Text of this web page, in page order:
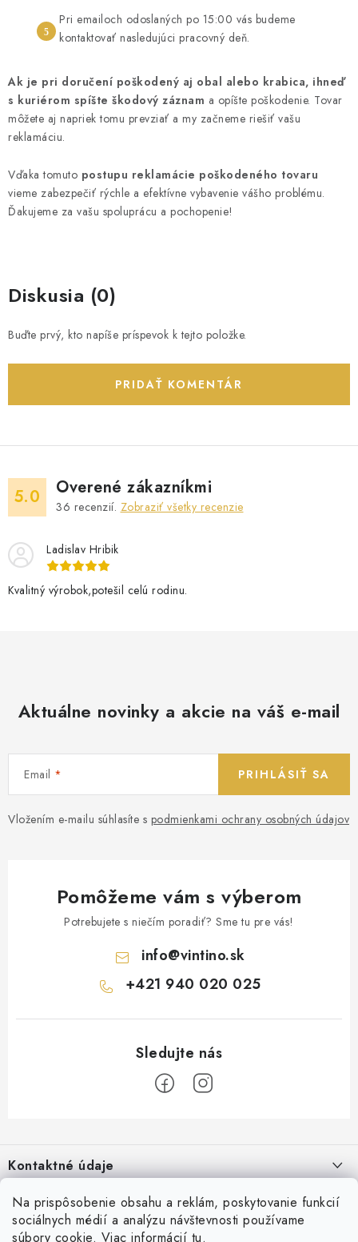
Na prispôsobenie obsahu a reklám, poskytovanie funkcií
sociálnych médií a analýzu návštevnosti používame
súbory cookie. Viac informácií tu.
Pri emailoch odoslaných po 15:00 vás budeme
kontaktovať nasledujúci pracovný deň.
Ak je pri doručení poškodený aj obal alebo krabica, ihneď
s kuriérom spíšte škodový záznam a opíšte poškodenie. Tovar
môžete aj napriek tomu prevziať a my začneme riešiť vašu
reklamáciu.
Vďaka tomuto postupu reklamácie poškodeného tovaru
vieme zabezpečiť rýchle a efektívne vybavenie vášho problému.
Ďakujeme za vašu spoluprácu a pochopenie!
Diskusia (0)
Buďte prvý, kto napíše príspevok k tejto položke.
PRIDAŤ KOMENTÁR
5.0 Overené zákazníkmi
36 recenzií. Zobraziť všetky recenzie
Ladislav Hribik
Kvalitný výrobok,potešil celú rodinu.
Aktuálne novinky a akcie na váš e-mail
Email
Vložením e-mailu súhlasíte s podmienkami ochrany osobných údajov
PRIHLÁSIŤ SA
Pomôžeme vám s výberom
Potrebujete s niečím poradiť? Sme tu pre vás!
info@vintino.sk
+421 940 020 025
pKontaktné údaje
Vintino.sk
Prevádzkovateľ: LAURES s.r.o.
O nás
Všeobecné obchodné podmienky